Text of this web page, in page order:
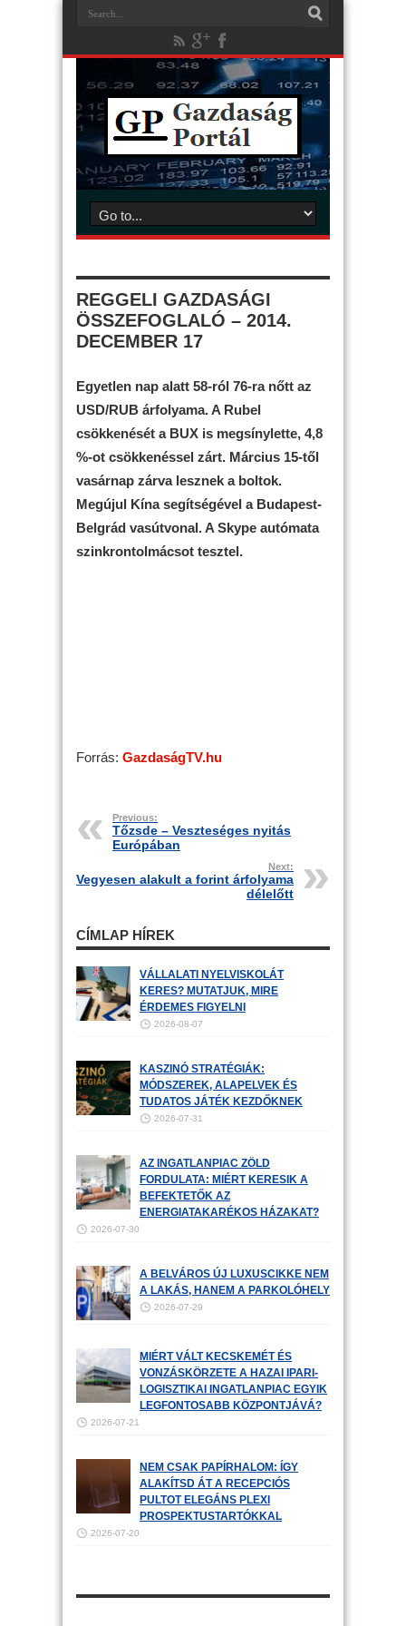
REGGELI GAZDASÁGI
ÖSSZEFOGLALÓ – 2014.
DECEMBER 17
Egyetlen nap alatt 58-ról 76-ra nőtt az
USD/RUB árfolyama. A Rubel
csökkenését a BUX is megsínylette, 4,8
%-ot csökkenéssel zárt. Március 15-től
vasárnap zárva lesznek a boltok.
Megújul Kína segítségével a Budapest-
Belgrád vasútvonal. A Skype autómata
szinkrontolmácsot tesztel.
Forrás: GazdaságTV.hu
Previous:
Tőzsde – Veszteséges nyitás
Európában
Next:
Vegyesen alakult a forint árfolyama
délelőtt
CÍMLAP HÍREK
VÁLLALATI NYELVISKOLÁT
KERES? MUTATJUK, MIRE
ÉRDEMES FIGYELNI
2026-08-07
KASZINÓ STRATÉGIÁK:
MÓDSZEREK, ALAPELVEK ÉS
TUDATOS JÁTÉK KEZDŐKNEK
2026-07-31
AZ INGATLANPIAC ZÖLD
FORDULATA: MIÉRT KERESIK A
BEFEKTETŐK AZ
ENERGIATAKARÉKOS HÁZAKAT?
2026-07-30
A BELVÁROS ÚJ LUXUSCIKKE NEM
A LAKÁS, HANEM A PARKOLÓHELY
2026-07-29
MIÉRT VÁLT KECSKEMÉT ÉS
VONZÁSKÖRZETE A HAZAI IPARI-
LOGISZTIKAI INGATLANPIAC EGYIK
LEGFONTOSABB KÖZPONTJÁVÁ?
2026-07-21
NEM CSAK PAPÍRHALOM: ÍGY
ALAKÍTSD ÁT A RECEPCIÓS
PULTOT ELEGÁNS PLEXI
PROSPEKTUSTARTÓKKAL
2026-07-20